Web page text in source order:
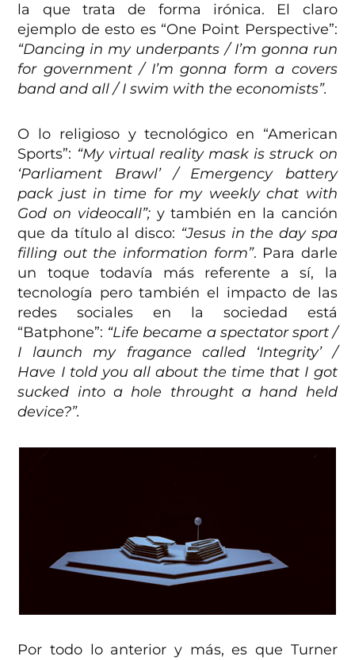
la que trata de forma irónica. El claro
ejemplo de esto es “One Point Perspective”:
“Dancing in my underpants / I’m gonna run
for government / I’m gonna form a covers
band and all / I swim with the economists”.
O lo religioso y tecnológico en “American
Sports”: “My virtual reality mask is struck on
‘Parliament Brawl’ / Emergency battery
pack just in time for my weekly chat with
God on videocall”; y también en la canción
que da título al disco: “Jesus in the day spa
filling out the information form”. Para darle
un toque todavía más referente a sí, la
tecnología pero también el impacto de las
redes sociales en la sociedad está
“Batphone”: “Life became a spectator sport /
I launch my fragance called ‘Integrity’ /
Have I told you all about the time that I got
sucked into a hole throught a hand held
device?”.
Por todo lo anterior y más, es que Turner